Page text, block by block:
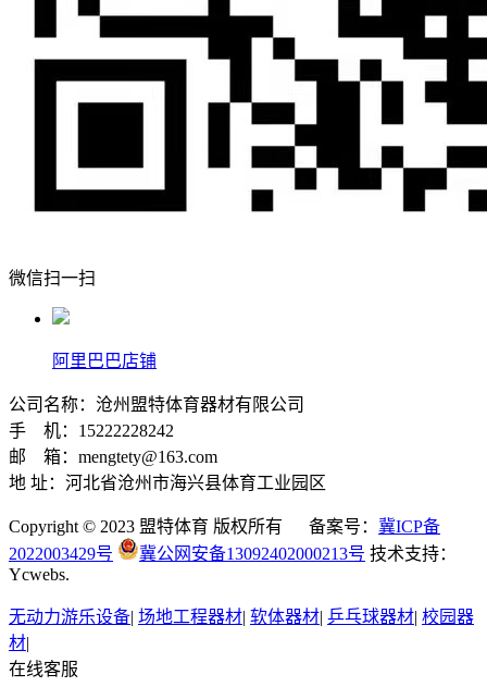
微信扫一扫
阿里巴巴店铺
公司名称：沧州盟特体育器材有限公司
手 机：15222228242
邮 箱：mengtety@163.com
地 址：河北省沧州市海兴县体育工业园区
Copyright © 2023 盟特体育 版权所有 备案号： 冀ICP备
2022003429号
冀公网安备13092402000213号 技术支持：
Ycwebs.
无动力游乐设备| 场地工程器材| 软体器材| 乒乓球器材| 校园器
材|
在线客服